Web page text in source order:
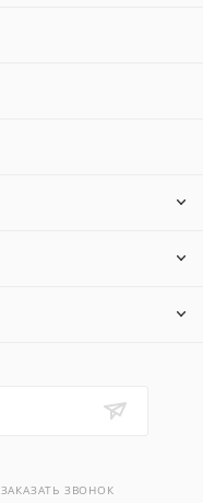
ЗАКАЗАТЬ ЗВОНОК